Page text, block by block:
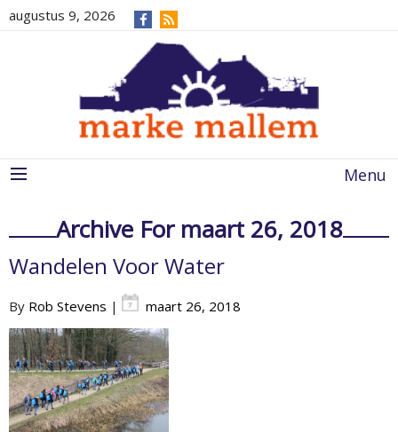
augustus 9, 2026
Menu
Archive For maart 26, 2018
Wandelen Voor Water
By Rob Stevens | maart 26, 2018